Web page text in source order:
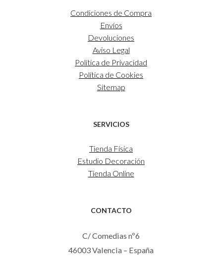
Condiciones de Compra
Envíos
Devoluciones
Aviso Legal
Política de Privacidad
Política de Cookies
Sitemap
SERVICIOS
Tienda Física
Estudio Decoración
Tienda Online
CONTACTO
C/ Comedias nº6
46003 Valencia – España